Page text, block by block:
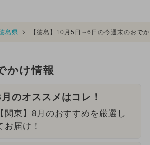
島県 【徳島】10月5日～6日の今週末のおで
かけ情報
のオススメはコレ！
【関東】8月のおすすめを厳選し
お届け！